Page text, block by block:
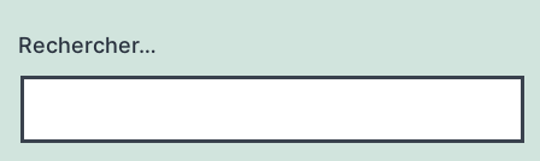
Rechercher…